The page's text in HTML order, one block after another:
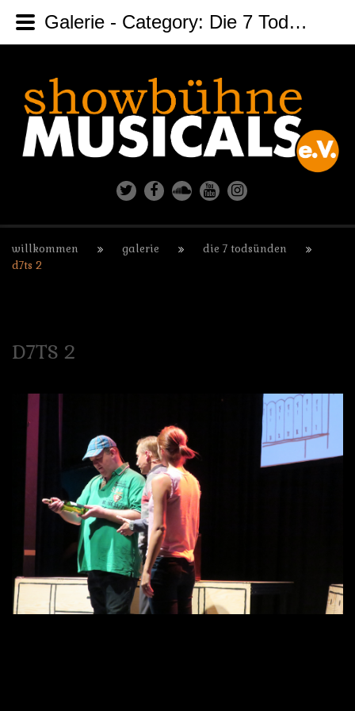
willkommen galerie
die 7 todsünden
d7ts 2
D7TS 2
Galerie - Category: Die 7 Todsünden - Image: D7TS 2